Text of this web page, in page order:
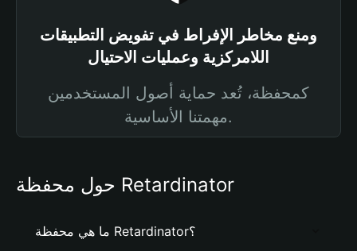
ومنع مخاطر الإفراط في تفويض التطبيقات
اللامركزية وعمليات الاحتيال
كمحفظة، تُعد حماية أصول المستخدمين
مهمتنا الأساسية.
حول محفظة Retardinator
ما هي محفظة Retardinator؟